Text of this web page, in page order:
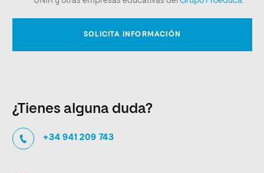
¿Tienes alguna duda?
+34 941 209 743